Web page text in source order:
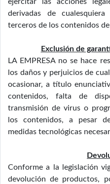
derivadas de
terceros de los contenidos
Exclusión de
LA EMPRESA no se hace
los daños y perjuicios de
ocasionar, a título
contenidos, falta de
transmisión de virus o
los contenidos, a pesar
medidas tecnológicas
Conforme a la legislación
devolución de productos,